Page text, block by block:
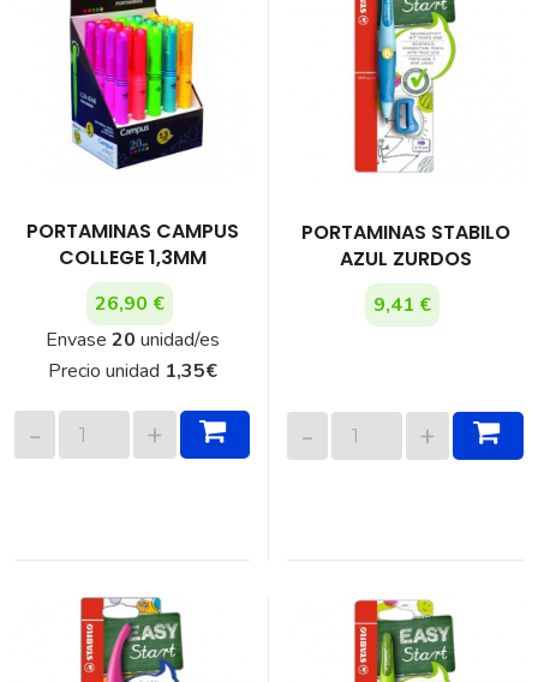
PORTAMINAS CAMPUS
COLLEGE 1,3MM
26,90 €
Envase 20 unidad/es
Precio unidad 1,35€
PORTAMINAS STABILO
AZUL ZURDOS
9,41 €